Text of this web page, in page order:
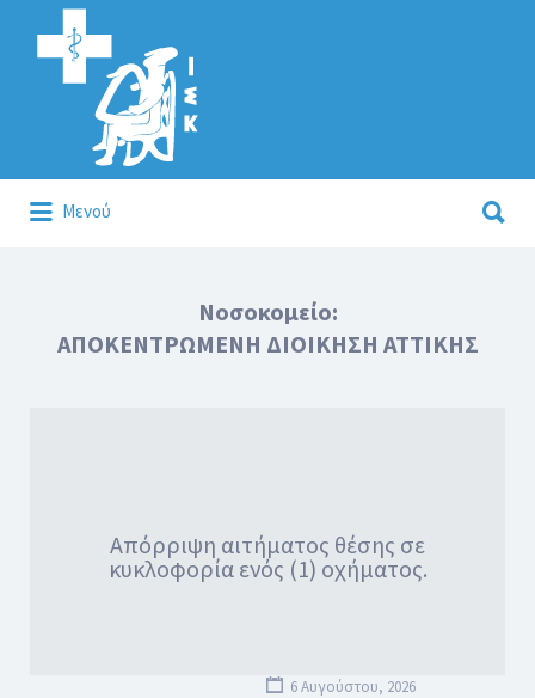
Αναζήτηση
για:
Μενού
για:
Νοσοκομείο:
ΑΠΟΚΕΝΤΡΩΜΕΝΗ ΔΙΟΙΚΗΣΗ ΑΤΤΙΚΗΣ
Απόρριψη αιτήματος θέσης σε
κυκλοφορία ενός (1) οχήματος.
6 Αυγούστου, 2026